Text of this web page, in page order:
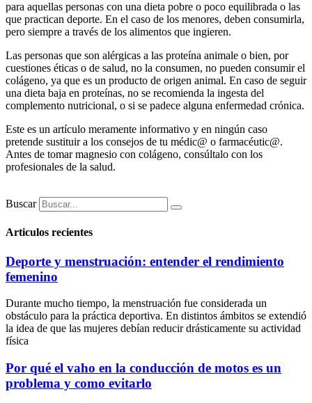
para aquellas personas con una dieta pobre o poco equilibrada o las
que practican deporte. En el caso de los menores, deben consumirla,
pero siempre a través de los alimentos que ingieren.
Las personas que son alérgicas a las proteína animale o bien, por
cuestiones éticas o de salud, no la consumen, no pueden consumir el
colágeno, ya que es un producto de origen animal. En caso de seguir
una dieta baja en proteínas, no se recomienda la ingesta del
complemento nutricional, o si se padece alguna enfermedad crónica.
Este es un artículo meramente informativo y en ningún caso
pretende sustituir a los consejos de tu médic@ o farmacéutic@.
Antes de tomar magnesio con colágeno, consúltalo con los
profesionales de la salud.
Buscar
Articulos recientes
Deporte y menstruación: entender el rendimiento
femenino
Durante mucho tiempo, la menstruación fue considerada un
obstáculo para la práctica deportiva. En distintos ámbitos se extendió
la idea de que las mujeres debían reducir drásticamente su actividad
física
Por qué el vaho en la conducción de motos es un
problema y como evitarlo